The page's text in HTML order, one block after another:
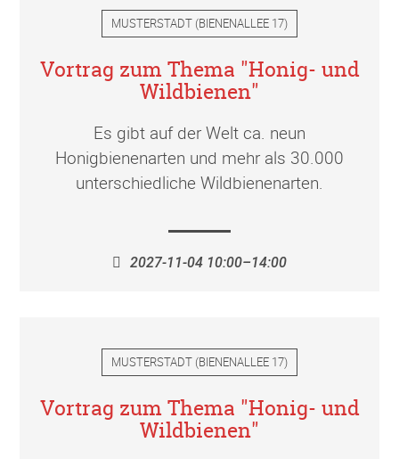
MUSTERSTADT (BIENENALLEE 17)
Vortrag zum Thema "Honig- und
Wildbienen"
Es gibt auf der Welt ca. neun
Honigbienenarten und mehr als 30.000
unterschiedliche Wildbienenarten.
2027-11-04 10:00–14:00
MUSTERSTADT (BIENENALLEE 17)
Vortrag zum Thema "Honig- und
Wildbienen"